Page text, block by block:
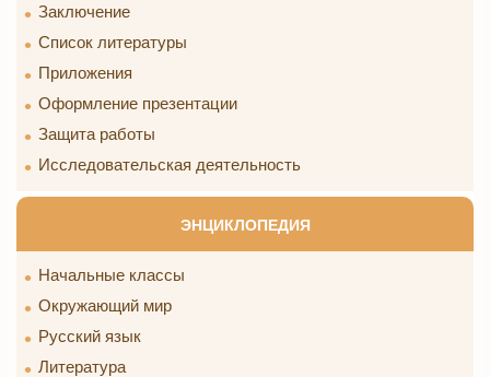
Заключение
Список литературы
Приложения
Оформление презентации
Защита работы
Исследовательская деятельность
ЭНЦИКЛОПЕДИЯ
Начальные классы
Окружающий мир
Русский язык
Литература